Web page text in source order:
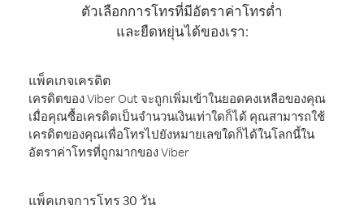
ตัวเลือกการโทรที่มีอัตราค่าโทรต่ำ
และยืดหยุ่นได้ของเรา:
แพ็คเกจเครดิต
เครดิตของ Viber Out จะถูกเพิ่มเข้าในยอดคงเหลือของคุณ
เมื่อคุณซื้อเครดิตเป็นจำนวนเงินเท่าใดก็ได้ คุณสามารถใช้
เครดิตของคุณเพื่อโทรไปยังหมายเลขใดก็ได้ในโลกนี้ใน
อัตราค่าโทรที่ถูกมากของ Viber
แพ็คเกจการโทร 30 วัน